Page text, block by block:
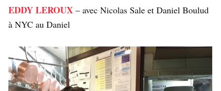
EDDY LEROUX – avec Nicolas Sale et Daniel Boulud
à NYC au Daniel